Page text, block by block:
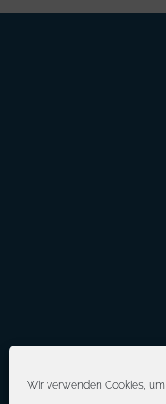
Wir verwenden Cookies,